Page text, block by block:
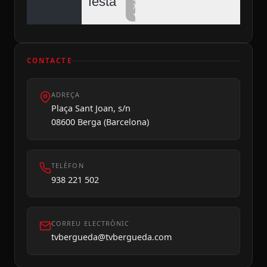
Dilluns 10
Xarxa
+
CONTACTE
ADREÇA
Plaça Sant Joan, s/n
08600 Berga (Barcelona)
TELÈFON
938 221 502
CORREU ELECTRÒNIC
tvbergueda@tvbergueda.com